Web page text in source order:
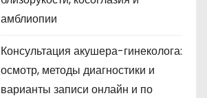
амблиопии
Консультация акушера-гинеколога:
осмотр, методы диагностики и
варианты записи онлайн и по